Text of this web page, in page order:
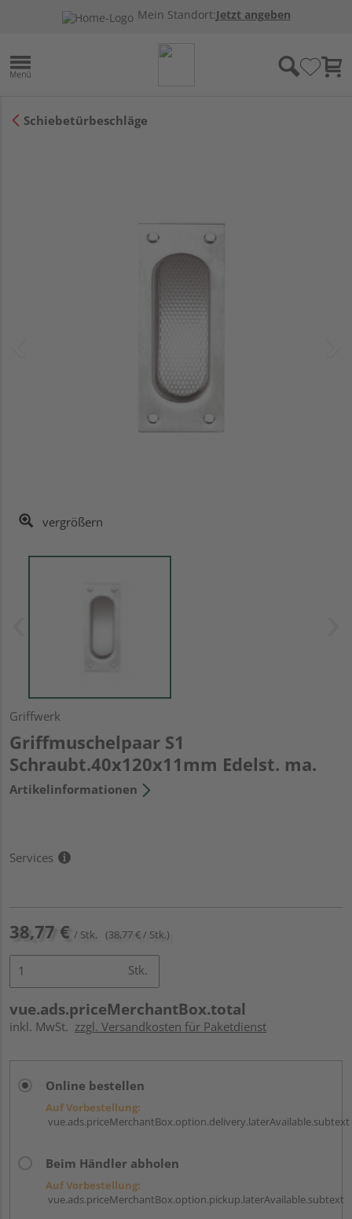
Mein Standort:Jetzt angeben
Schiebetürbeschläge
vergrößern
Griffwerk
Griffmuschelpaar S1
Schraubt.40x120x11mm Edelst. ma.
Artikelinformationen
Services
38,77 € / Stk. (38,77 € / Stk.)
Stk.
vue.ads.priceMerchantBox.total
inkl. MwSt. zzgl. Versandkosten für Paketdienst
Online bestellen
Auf Vorbestellung:
vue.ads.priceMerchantBox.option.delivery.laterAvailable.subtext
Beim Händler abholen
Auf Vorbestellung:
vue.ads.priceMerchantBox.option.pickup.laterAvailable.subtext